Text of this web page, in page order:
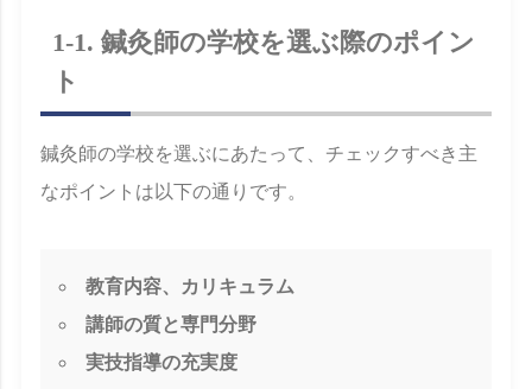
1-1. 鍼灸師の学校を選ぶ際のポイン
ト
鍼灸師の学校を選ぶにあたって、チェックすべき主
なポイントは以下の通りです。
教育内容、カリキュラム
講師の質と専門分野
実技指導の充実度